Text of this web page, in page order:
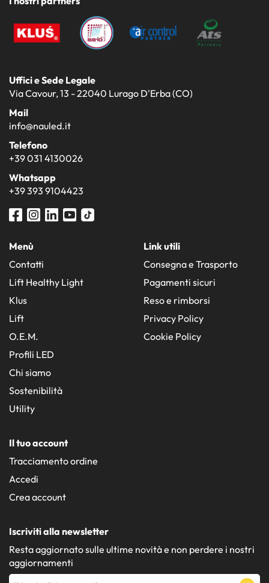
Uffici e Sede Legale
Via Cavour, 13 - 22040 Lurago D'Erba (CO)
Mail
info@nauled.it
Telefono
+39 031 4130026
Whatsapp
+39 393 9104423
Menù
Contatti
Lift Healthy Light
Klus
Lift
O.E.M.
Profili LED
Chi siamo
Sostenibilità
Utility
Link utili
Consegna e Trasporto
Pagamenti sicuri
Reso e rimborsi
Privacy Policy
Cookie Policy
Il tuo account
Tracciamento ordine
Accedi
Crea account
Iscriviti alla newsletter
Resta aggiornato sulle ultime novità e non perdere i nostri
aggiornamenti